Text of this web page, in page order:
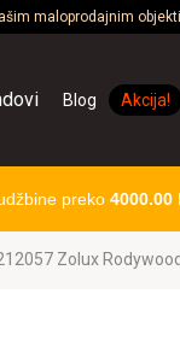
maloprodajnim
Blog Akcija!
preko 4000.00
Zolux